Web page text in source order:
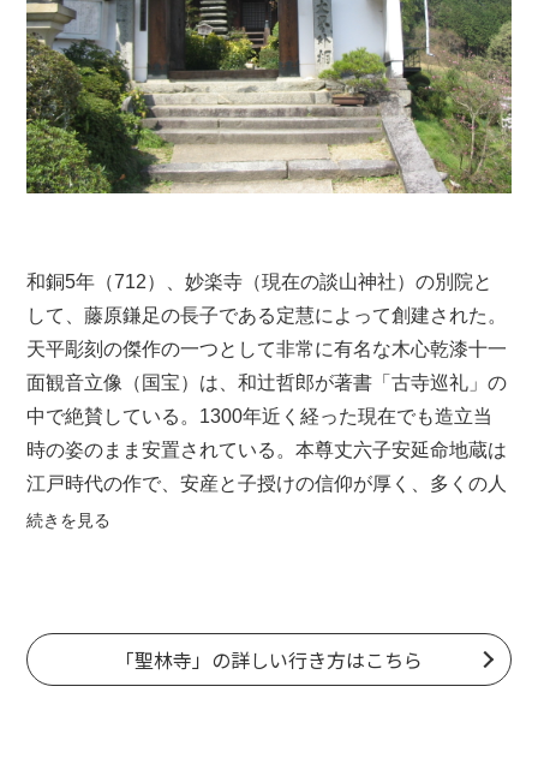
和銅5年（712）、妙楽寺（現在の談山神社）の別院と
して、藤原鎌足の長子である定慧によって創建された。
天平彫刻の傑作の一つとして非常に有名な木心乾漆十一
面観音立像（国宝）は、和辻哲郎が著書「古寺巡礼」の
中で絶賛している。1300年近く経った現在でも造立当
時の姿のまま安置されている。本尊丈六子安延命地蔵は
江戸時代の作で、安産と子授けの信仰が厚く、多くの人
が祈願に訪れている。多武峰山麓の中腹に位置してお
続きを見る
「聖林寺」の詳しい行き方はこちら